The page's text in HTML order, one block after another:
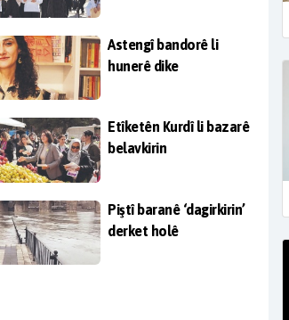
Astengî bandorê li
hunerê dike
Etîketên Kurdî li bazarê
belavkirin
Piştî baranê ‘dagirkirin’
derket holê